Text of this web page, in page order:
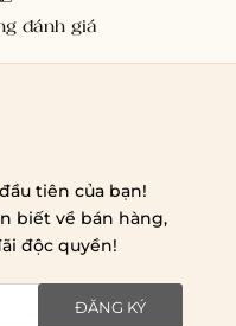
đánh giá
tiên của bạn!
biết về bán hàng,
độc quyền!
ĐĂNG KÝ